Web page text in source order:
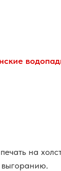
на
выгоранию.